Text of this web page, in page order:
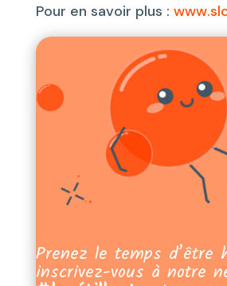
Pour en savoir plus :
Prenez le temps d’être
inscrivez-vous à notre